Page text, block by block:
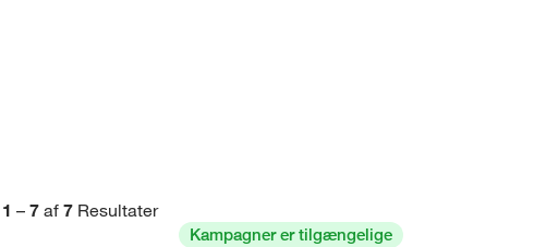
1 – 7 af 7 Resultater
Kampagner er tilgængelige